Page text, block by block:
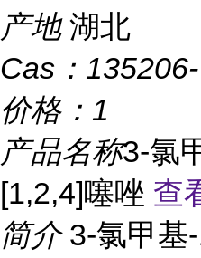
产地 湖北
Cas：
价格： 1
产品名称3-氯
[1,2,4]噻唑 查
简介 3-氯甲基